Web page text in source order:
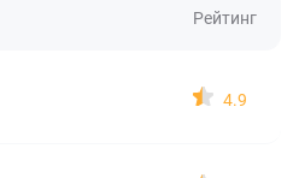
Рейтинг
4.9